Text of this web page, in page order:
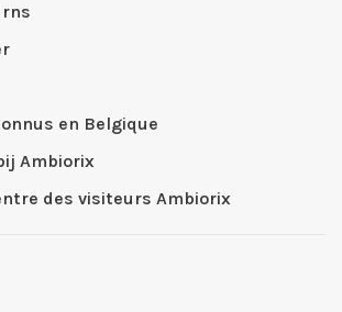
en Belgique
Ambiorix
des visiteurs Ambiorix